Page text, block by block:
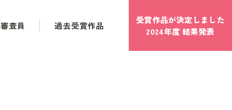
審査員 過去受賞作品
受賞作品が決定しました
2024年度 結果発表